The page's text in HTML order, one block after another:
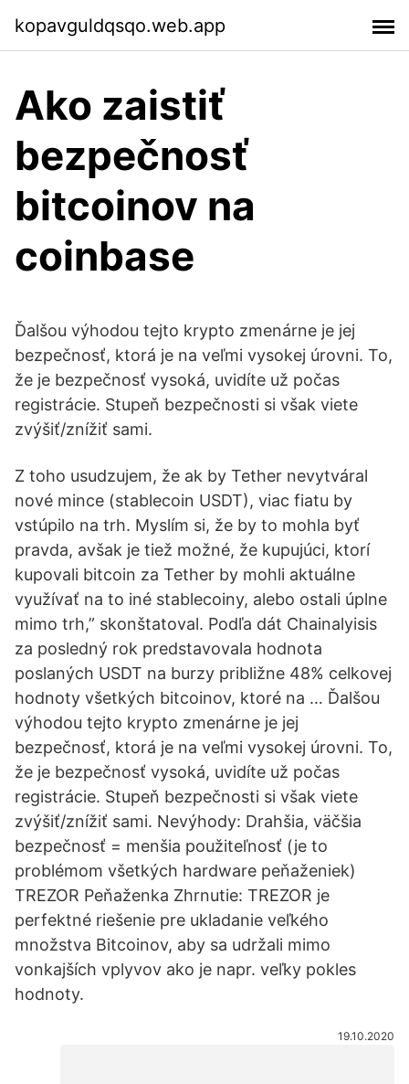
kopavguldqsqo.web.app
Ako zaistiť
bezpečnosť
bitcoinov na
coinbase
Ďalšou výhodou tejto krypto zmenárne je jej
bezpečnosť, ktorá je na veľmi vysokej úrovni. To,
že je bezpečnosť vysoká, uvidíte už počas
registrácie. Stupeň bezpečnosti si však viete
zvýšiť/znížiť sami.
Z toho usudzujem, že ak by Tether nevytváral
nové mince (stablecoin USDT), viac fiatu by
vstúpilo na trh. Myslím si, že by to mohla byť
pravda, avšak je tiež možné, že kupujúci, ktorí
kupovali bitcoin za Tether by mohli aktuálne
využívať na to iné stablecoiny, alebo ostali úplne
mimo trh,” skonštatoval. Podľa dát Chainalyisis
za posledný rok predstavovala hodnota
poslaných USDT na burzy približne 48% celkovej
hodnoty všetkých bitcoinov, ktoré na … Ďalšou
výhodou tejto krypto zmenárne je jej
bezpečnosť, ktorá je na veľmi vysokej úrovni. To,
že je bezpečnosť vysoká, uvidíte už počas
registrácie. Stupeň bezpečnosti si však viete
zvýšiť/znížiť sami. Nevýhody: Drahšia, väčšia
bezpečnosť = menšia použiteľnosť (je to
problémom všetkých hardware peňaženiek)
TREZOR Peňaženka Zhrnutie: TREZOR je
perfektné riešenie pre ukladanie veľkého
množstva Bitcoinov, aby sa udržali mimo
vonkajších vplyvov ako je napr. veľky pokles
hodnoty.
19.10.2020